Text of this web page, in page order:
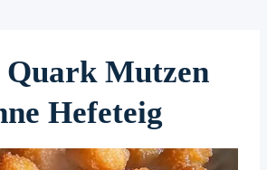
Quark Mutzen
Hefeteig